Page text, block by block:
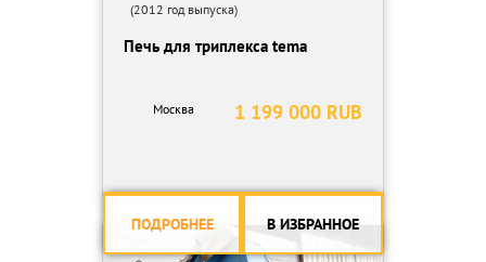
(2012 год выпуска)
Печь для триплекса tema
1 199 000 RUB
Москва
ПОДРОБНЕЕ В ИЗБРАННОЕ